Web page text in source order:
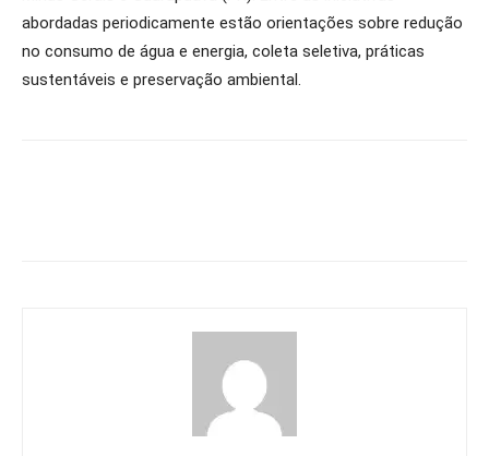
abordadas periodicamente estão orientações sobre redução
no consumo de água e energia, coleta seletiva, práticas
sustentáveis e preservação ambiental.